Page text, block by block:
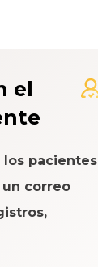
el
pacientes
correo